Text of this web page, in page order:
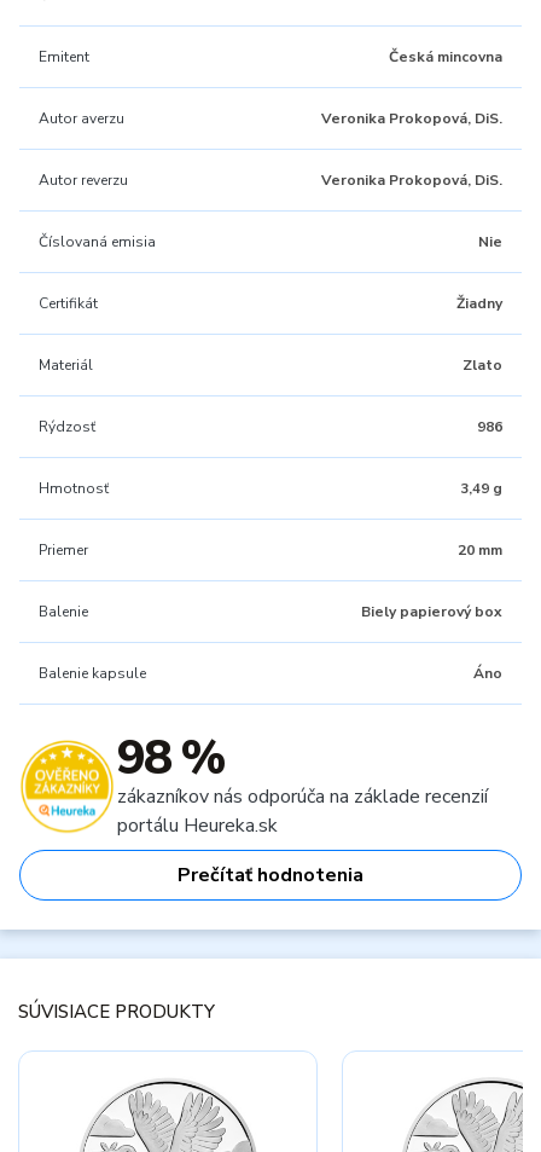
Emitent Česká mincovna
Autor averzu Veronika Prokopová, DiS.
Autor reverzu Veronika Prokopová, DiS.
Číslovaná emisia Nie
Certifikát Žiadny
Materiál Zlato
Rýdzosť 986
Hmotnosť 3,49 g
Priemer 20 mm
Balenie Biely papierový box
Balenie kapsule Áno
98 %
zákazníkov nás odporúča na základe recenzií
portálu Heureka.sk
Prečítať hodnotenia
SÚVISIACE PRODUKTY